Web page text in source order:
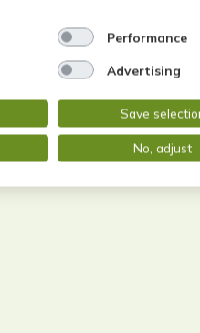
(Bedarfsausweis)
kWh / (m²*a)
Performance
Advertising
Save
No, adjust